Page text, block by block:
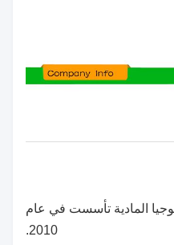
المادية تأسست في عام
2010.